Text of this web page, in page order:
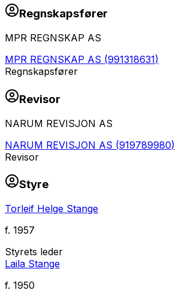
Regnskapsfører
MPR REGNSKAP AS
MPR REGNSKAP AS (991318631)
Regnskapsfører
Revisor
NARUM REVISJON AS
NARUM REVISJON AS (919789980)
Revisor
Styre
Torleif Helge Stange
f. 1957
Styrets leder
Laila Stange
f. 1950